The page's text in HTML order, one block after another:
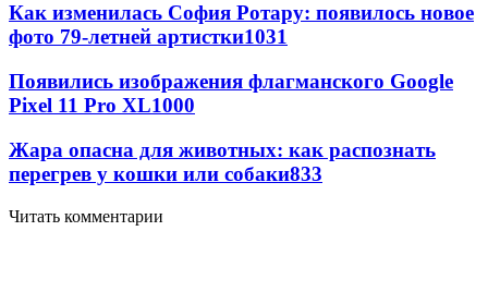
Как изменилась София Ротару: появилось новое
фото 79-летней артистки1031
Появились изображения флагманского Google
Pixel 11 Pro XL1000
Жара опасна для животных: как распознать
перегрев у кошки или собаки833
Читать комментарии